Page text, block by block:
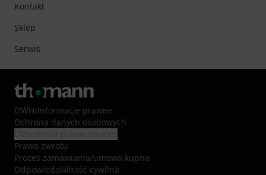
Kontakt
Sklep
Serwis
OWH/Informacje prawne
Ochrona danych osobowych
Prawo zwrotu
Proces zamawiania/umowa kupna
Odpowiedzialność cywilna